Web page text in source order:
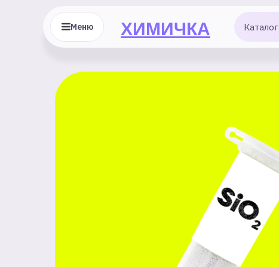
ХИМИЧКА Каталог
Меню